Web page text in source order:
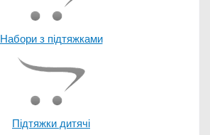
Набори з підтяжками
Підтяжки дитячі